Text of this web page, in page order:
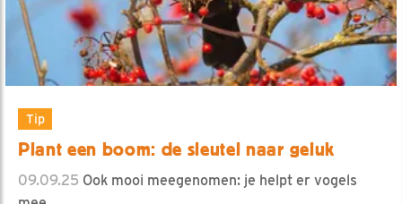
Tip
Plant een boom: de sleutel naar geluk
09.09.25 Ook mooi meegenomen: je helpt er vogels